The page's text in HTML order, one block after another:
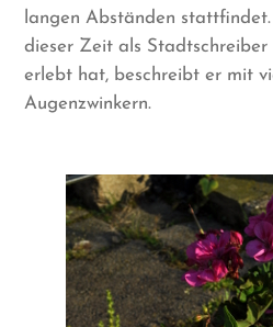
langen Abständen
dieser Zeit als
erlebt hat, beschreibt er mit
Augenzwinkern.